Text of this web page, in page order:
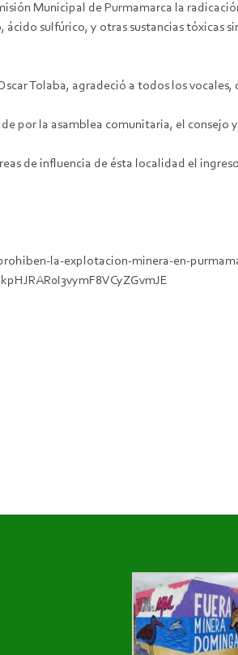
Municipal de Purmamarca la
sulfúrico, y otras sustancias
Tolaba, agradeció a todos los
por la asamblea comunitaria, el consejo
de influencia de ésta localidad el
la-explotacion-minera-en-